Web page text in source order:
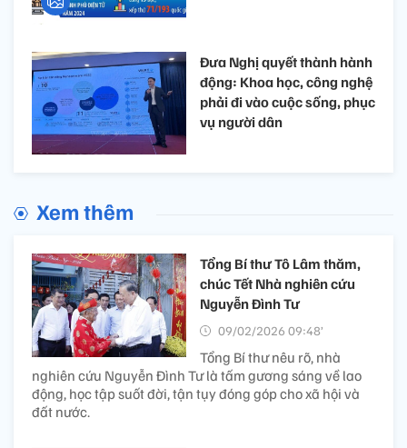
Đưa Nghị quyết thành hành
động: Khoa học, công nghệ
phải đi vào cuộc sống, phục
vụ người dân ​
Xem thêm
Tổng Bí thư Tô Lâm thăm,
chúc Tết Nhà nghiên cứu
Nguyễn Đình Tư
09/02/2026 09:48’
Tổng Bí thư nêu rõ, nhà
nghiên cứu Nguyễn Đình Tư là tấm gương sáng về lao
động, học tập suốt đời, tận tụy đóng góp cho xã hội và
đất nước.